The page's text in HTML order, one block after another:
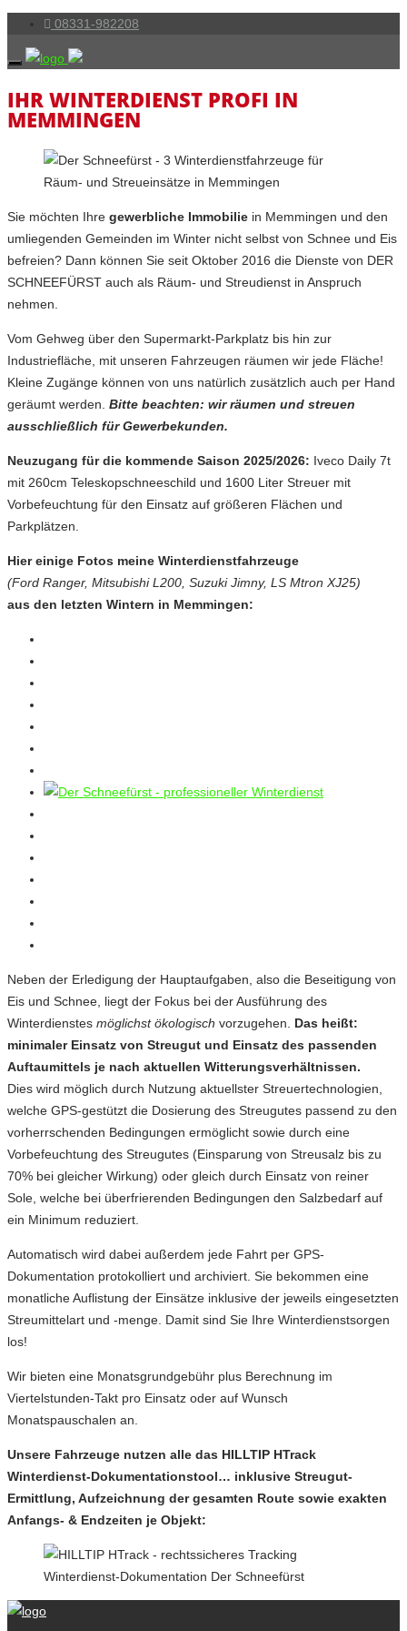
08331-982208
IHR WINTERDIENST PROFI IN
MEMMINGEN
Sie möchten Ihre gewerbliche Immobilie in Memmingen und den
umliegenden Gemeinden im Winter nicht selbst von Schnee und Eis
befreien? Dann können Sie seit Oktober 2016 die Dienste von DER
SCHNEEFÜRST auch als Räum- und Streudienst in Anspruch
nehmen.
Vom Gehweg über den Supermarkt-Parkplatz bis hin zur
Industriefläche, mit unseren Fahrzeugen räumen wir jede Fläche!
Kleine Zugänge können von uns natürlich zusätzlich auch per Hand
geräumt werden. Bitte beachten: wir räumen und streuen
ausschließlich für Gewerbekunden.
Neuzugang für die kommende Saison 2025/2026: Iveco Daily 7t
mit 260cm Teleskopschneeschild und 1600 Liter Streuer mit
Vorbefeuchtung für den Einsatz auf größeren Flächen und
Parkplätzen.
Hier einige Fotos meine Winterdienstfahrzeuge
(Ford Ranger, Mitsubishi L200, Suzuki Jimny, LS Mtron XJ25)
aus den letzten Wintern in Memmingen:
Neben der Erledigung der Hauptaufgaben, also die Beseitigung von
Eis und Schnee, liegt der Fokus bei der Ausführung des
Winterdienstes möglichst ökologisch vorzugehen. Das heißt:
minimaler Einsatz von Streugut und Einsatz des passenden
Auftaumittels je nach aktuellen Witterungsverhältnissen.
Dies wird möglich durch Nutzung aktuellster Streuertechnologien,
welche GPS-gestützt die Dosierung des Streugutes passend zu den
vorherrschenden Bedingungen ermöglicht sowie durch eine
Vorbefeuchtung des Streugutes (Einsparung von Streusalz bis zu
70% bei gleicher Wirkung) oder gleich durch Einsatz von reiner
Sole, welche bei überfrierenden Bedingungen den Salzbedarf auf
ein Minimum reduziert.
Automatisch wird dabei außerdem jede Fahrt per GPS-
Dokumentation protokolliert und archiviert. Sie bekommen eine
monatliche Auflistung der Einsätze inklusive der jeweils eingesetzten
Streumittelart und -menge. Damit sind Sie Ihre Winterdienstsorgen
los!
Wir bieten eine Monatsgrundgebühr plus Berechnung im
Viertelstunden-Takt pro Einsatz oder auf Wunsch
Monatspauschalen an.
Unsere Fahrzeuge nutzen alle das HILLTIP HTrack
Winterdienst-Dokumentationstool… inklusive Streugut-
Ermittlung, Aufzeichnung der gesamten Route sowie exakten
Anfangs- & Endzeiten je Objekt: